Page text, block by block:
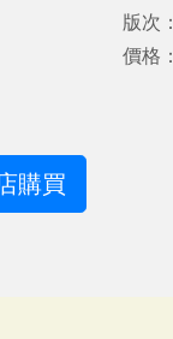
版次
價格
購買